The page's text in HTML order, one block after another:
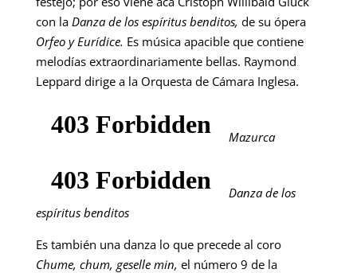
con la Danza de los espíritus benditos, de su ópera
Orfeo y Eurídice. Es música apacible que contiene
melodías extraordinariamente bellas. Raymond
Leppard dirige a la Orquesta de Cámara Inglesa.
Mazurca
Danza de los
espíritus benditos
Es también una danza lo que precede al coro
Chume, chum, geselle min, el número 9 de la